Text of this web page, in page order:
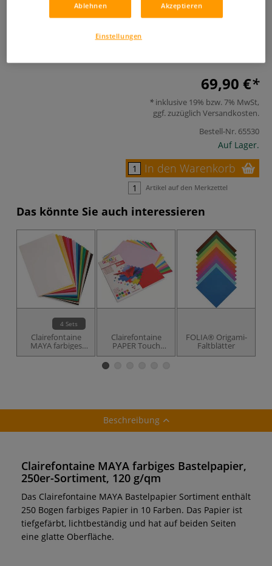
250 Bogen farbiges Papier, je 25 Bogen der Farben. Format:
lichtbeständig und hat auf beiden Seiten eine glatte
69,90 €
inklusive 19% bzw. 7% MwSt,
ggf. zuzüglich Versandkosten.
Bestell-Nr. 65530
Auf Lager.
In den Warenkorb
Artikel auf den Merkzettel
Das könnte Sie auch interessieren
4 Sets
Clairefontaine
MAYA farbiges
Bastelpapier,
Clairefontaine
PAPER Touch
Origamipapier
FOLIA® Origami-
Faltblätter
Beschreibung
Clairefontaine MAYA farbiges Bastelpapier,
250er-Sortiment, 120 g/qm
Das Clairefontaine MAYA Bastelpapier Sortiment enthält
250 Bogen farbiges Papier in 10 Farben. Das Papier ist
tiefgefärbt, lichtbeständig und hat auf beiden Seiten
eine glatte Oberfläche.
Ablehnen Akzeptieren
Einstellungen